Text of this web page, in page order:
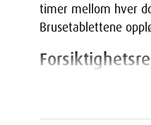
timer mellom hver
Brusetablettene